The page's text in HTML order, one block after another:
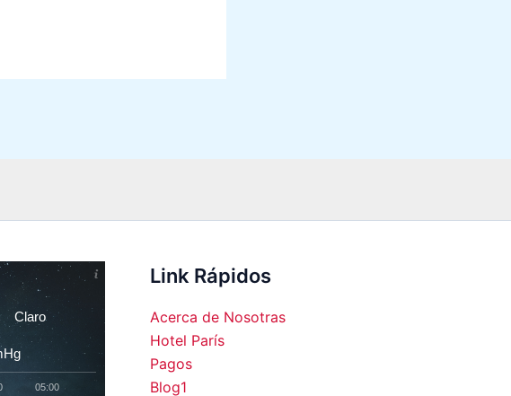
Claro
05:00 07:00
Link Rápidos
Acerca de Nosotras
Hotel París
Pagos
Blog1